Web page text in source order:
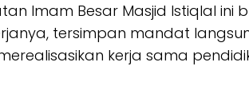
Imam Besar Masjid Istiqlal ini
tersimpan mandat
kerja sama